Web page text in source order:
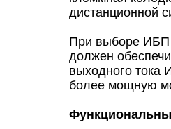
дистанционной
При выборе ИБП
должен
выходного тока
более мощную